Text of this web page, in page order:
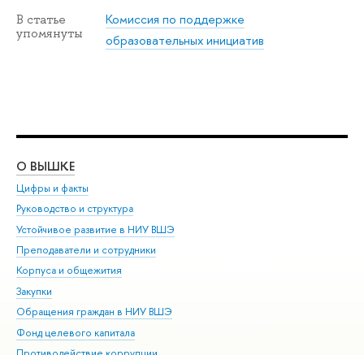
В статье
упомянуты
Комиссия по поддержке
образовательных инициатив
О ВЫШКЕ
Цифры и факты
Руководство и структура
Устойчивое развитие в НИУ ВШЭ
Преподаватели и сотрудники
Корпуса и общежития
Закупки
Обращения граждан в НИУ ВШЭ
Фонд целевого капитала